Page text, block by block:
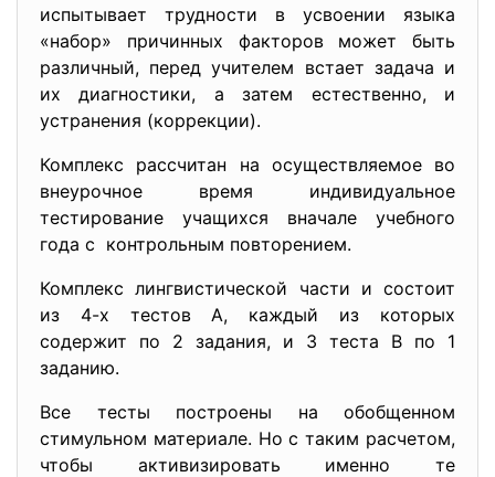
испытывает трудности в усвоении языка
«набор» причинных факторов может быть
различный, перед учителем встает задача и
их диагностики, а затем естественно, и
устранения (коррекции).
Комплекс рассчитан на осуществляемое во
внеурочное время индивидуальное
тестирование учащихся вначале учебного
года с контрольным повторением.
Комплекс лингвистической части и состоит
из 4-х тестов А, каждый из которых
содержит по 2 задания, и 3 теста В по 1
заданию.
Все тесты построены на обобщенном
стимульном материале. Но с таким расчетом,
чтобы активизировать именно те